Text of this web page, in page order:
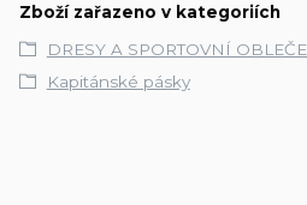
Zboží zařazeno v kategoriích
DRESY A SPORTOVNÍ
Kapitánské pásky